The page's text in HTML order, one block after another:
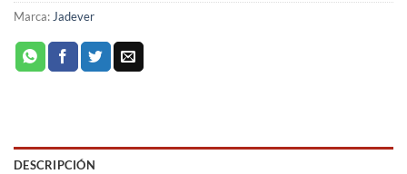
Marca:Jadever
DESCRIPCIÓN